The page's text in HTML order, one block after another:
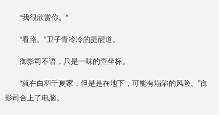
“我很欣赏你。”
“看路。”卫子青冷冷的提醒道。
御影司不语，只是一味的查坐标。
“就在白羽千夏家，但是是在地下，可能有塌陷的风险。”御
影司合上了电脑。